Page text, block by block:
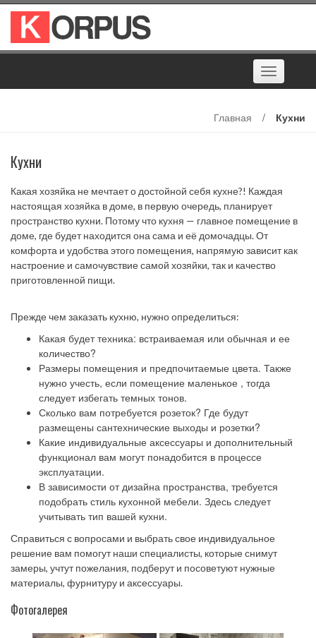
Наверх
Toggle
navigation
Главная / Кухни
Кухни
Какая хозяйка не мечтает о достойной себя кухне?! Каждая
настоящая хозяйка в доме, в первую очередь, планирует
пространство кухни. Потому что кухня — главное помещение в
доме, где будет находится она сама и её домочадцы. От
комфорта и удобства этого помещения, напрямую зависит как
настроение и самочувствие самой хозяйки, так и качество
приготовленной пищи.
Прежде чем заказать кухню, нужно определиться:
Какая будет техника: встраиваемая или обычная и ее
количество?
Размеры помещения и предпочитаемые цвета. Также
нужно учесть, если помещение маленькое , тогда
следует избегать темных тонов.
Сколько вам потребуется розеток? Где будут
размещены сантехнические выходы и розетки?
Какие индивидуальные аксессуары и дополнительный
функционал вам могут понадобится в процессе
эксплуатации.
В зависимости от дизайна пространства, требуется
подобрать стиль кухонной мебели. Здесь следует
учитывать тип вашей кухни.
Справиться с вопросами и выбрать свое индивидуальное
решение вам помогут наши специалисты, которые снимут
замеры, учтут пожелания, подберут и посоветуют нужные
материалы, фурнитуру и аксессуары.
Фотогалерея